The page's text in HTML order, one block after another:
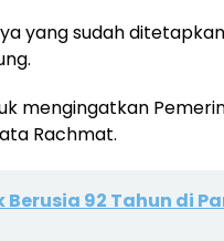
yang sudah
mengingatkan
Rachmat.
Berusia 92 Tahun di